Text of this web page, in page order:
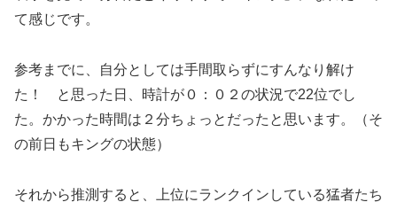
て感じです。
参考までに、自分としては手間取らずにすんなり解け
た！ と思った日、時計が０：０２の状況で22位でし
た。かかった時間は２分ちょっとだったと思います。（そ
の前日もキングの状態）
それから推測すると、上位にランクインしている猛者たち